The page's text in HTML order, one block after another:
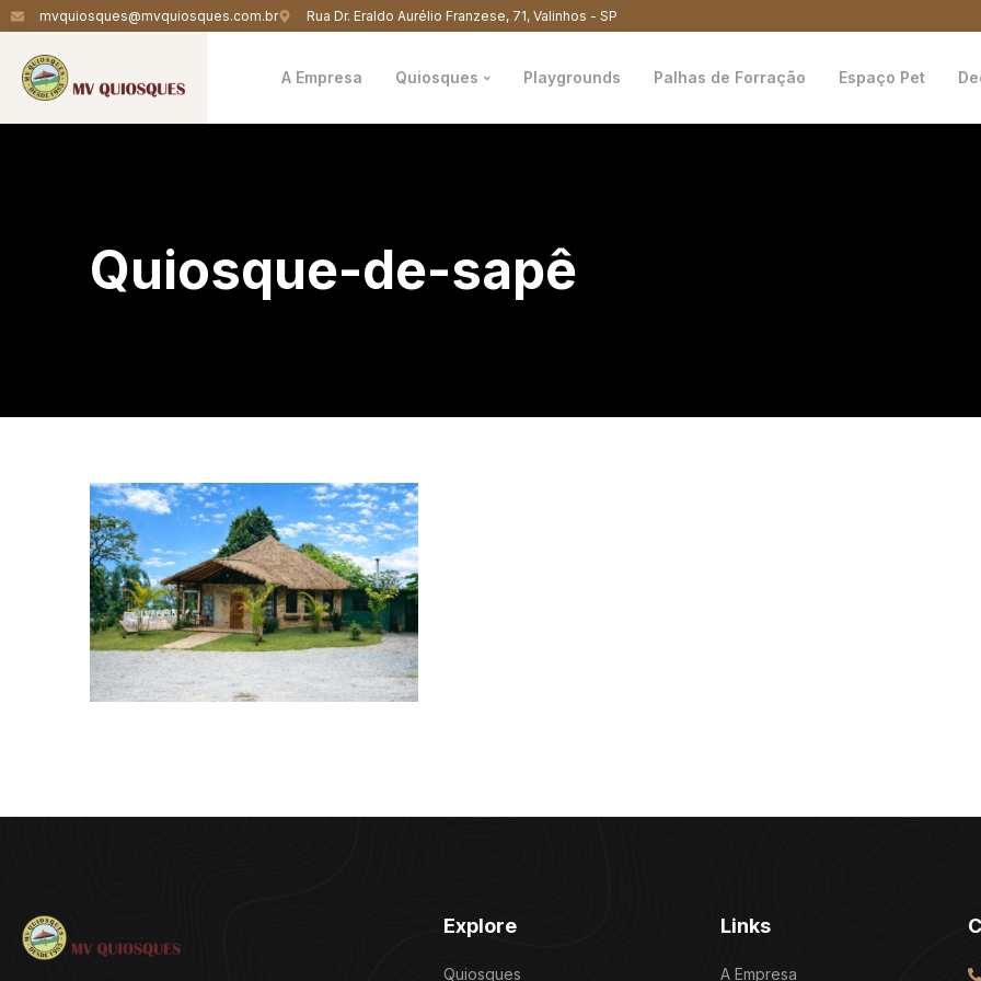
mvquiosques@mvquiosques.com.br Rua Dr. Eraldo Aurélio Franzese, 71, Valinhos - SP
A Empresa Quiosques Playgrounds Palhas de Forração Espaço Pet
Quiosque-de-sapê
Explore
Quiosques
Links
A Empresa